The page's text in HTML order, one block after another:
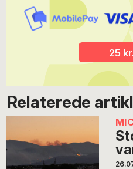
25
Relaterede